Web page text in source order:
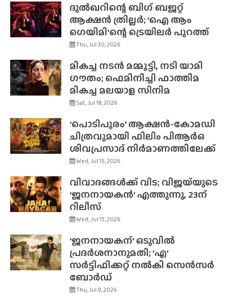
ദുൽഖറിന്റെ ബിഗ് ബജറ്റ്
ആക്ഷൻ ത്രില്ലർ; ‘ഐ ആം
ഗെയിമി’ന്റെ ട്രെയിലർ പുറത്ത്
Thu, Jul 30, 2026
മികച്ച നടൻ മമ്മൂട്ടി, നടി യാമി
ഗൗതം; ഫെമിനിച്ചി ഫാത്തിമ
മികച്ച മലയാള സിനിമ
Sat, Jul 18, 2026
‘പൊടിപൂരം’ ആക്ഷൻ-കോമഡി
ചിത്രവുമായി ഫിലിം പിആർഒ
ശിവപ്രസാദ് നിർമാണത്തിലേക്ക്
Wed, Jul 15, 2026
വിവാദങ്ങൾക്ക് വിട; വിജയ്‌യുടെ
‘ജനനായകൻ’ എത്തുന്നു, 23ന്
റിലീസ്
Wed, Jul 15, 2026
‘ജനനായകന്’ ഒടുവിൽ
പ്രദർശനാനുമതി; ‘എ’
സർട്ടിഫിക്കറ്റ് നൽകി സെൻസർ
ബോർഡ്
Thu, Jul 9, 2026